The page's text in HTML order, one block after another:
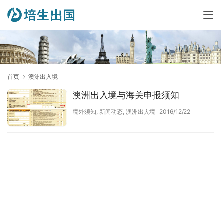
首页 澳洲出入境
澳洲出入境与海关申报须知
境外须知, 新闻动态, 澳洲出入境 2016/12/22